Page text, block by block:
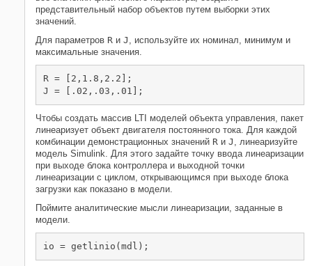
представительный набор объектов путем выборки этих
значений.
Для параметров R и J , используйте их номинал, минимум и
максимальные значения.
R = [2,1.8,2.2];
Чтобы создать массив LTI моделей объекта управления, пакет
линеаризует объект двигателя постоянного тока. Для каждой
комбинации демонстрационных значений R и J , линеаризуйте
модель Simulink. Для этого задайте точку ввода линеаризации
при выходе блока контроллера и выходной точки
линеаризации с циклом, открывающимся при выходе блока
загрузки как показано в модели.
Поймите аналитические мысли линеаризации, заданные в
модели.